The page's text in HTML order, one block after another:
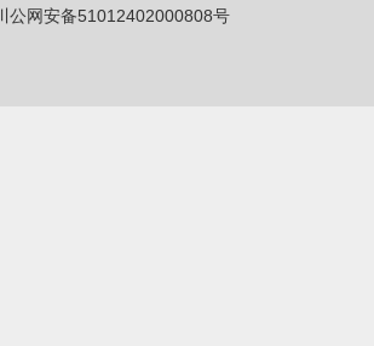
公网安备51012402000808号